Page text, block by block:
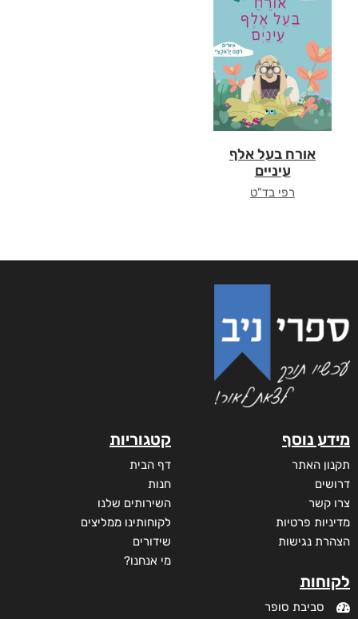
אורח בעל אלף
עיניים
רפי בד"ט
מידע נוסף
תקנון האתר
דרושים
צרו קשר
מדיניות פרטיות
הצהרת נגישות
לקוחות
סביבת סופר
קטגוריות
דף הבית
חנות
השירותים שלנו
לקוחותינו ממליצים
שידורים
מי אנחנו?